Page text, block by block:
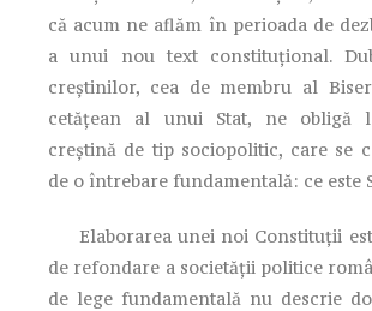
că acum ne aflăm în perioada de
a unui nou text constituţional.
creştinilor, cea de membru al
cetăţean al unui Stat, ne obligă
creştină de tip sociopolitic, care se
de o întrebare fundamentală: ce este
Elaborarea unei noi Constituţii
de refondare a societăţii politice
de lege fundamentală nu descrie